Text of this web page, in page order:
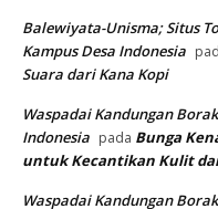
Balewiyata-Unisma; Situs
Kampus Desa Indonesia
Suara dari Kana Kopi
Waspadai Kandungan
Indonesia pada Bunga
untuk Kecantikan Kulit
Waspadai Kandungan